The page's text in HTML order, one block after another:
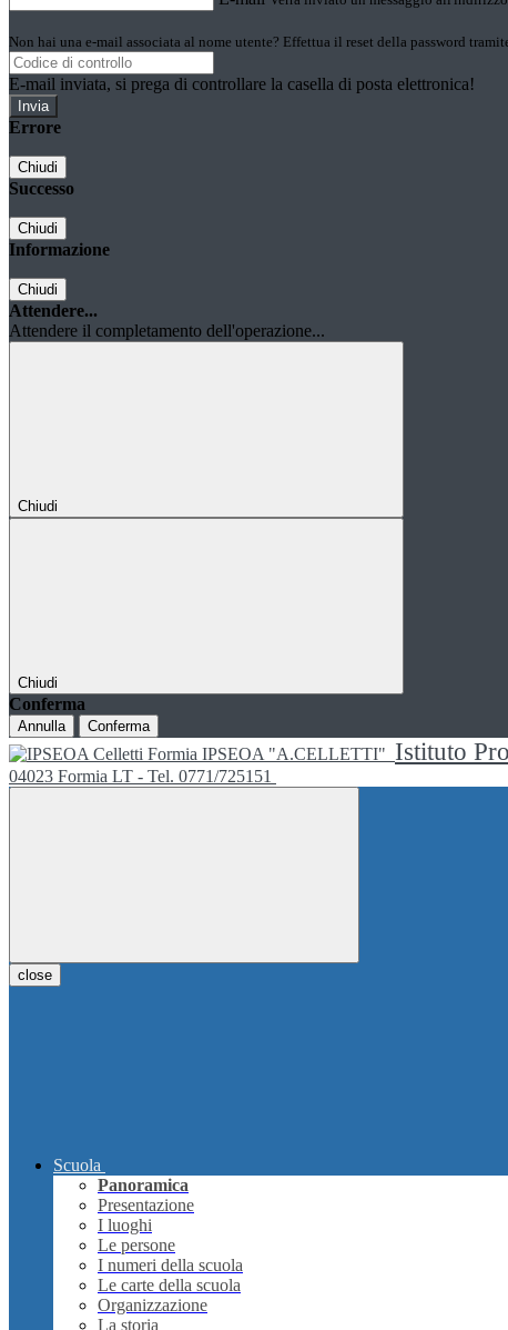
Non hai una e-mail associata al nome utente? Effettua il reset della password
E-mail inviata, si prega di controllare la casella di posta elettronica!
Errore
Chiudi
Successo
Chiudi
Informazione
Chiudi
Attendere...
Attendere il completamento dell'operazione...
Chiudi
Chiudi
Conferma
Annulla Conferma
IPSEOA "A.CELLETTI" Istituto
04023 Formia LT - Tel. 0771/725151
close
Scuola
Panoramica
Presentazione
I luoghi
Le persone
I numeri della scuola
Le carte della scuola
Organizzazione
La storia